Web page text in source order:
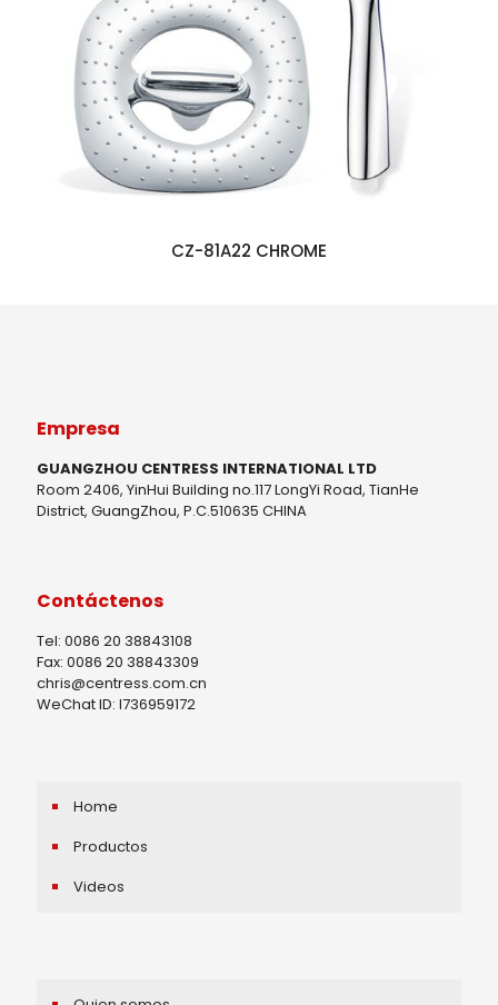
CZ-81A22 CHROME
Empresa
GUANGZHOU CENTRESS INTERNATIONAL LTD
Room 2406, YinHui Building no.117 LongYi Road, TianHe
District, GuangZhou, P.C.510635 CHINA
Contáctenos
Tel: 0086 20 38843108
Fax: 0086 20 38843309
chris@centress.com.cn
WeChat ID: I736959172
Home
Productos
Videos